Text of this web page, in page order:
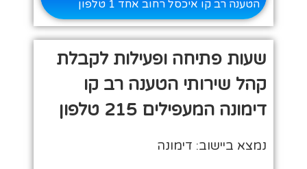
הטענה רב קו איכסל רחוב אחד 1 טלפון
שעות פתיחה ופעילות לקבלת
קהל שירותי הטענה רב קו
דימונה המעפילים 215 טלפון
נמצא ביישוב: דימונה